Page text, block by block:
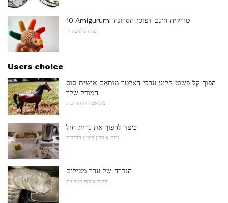
10 Amigurumi טורקיה חינם דפוסי הסרוגה
סתיו מלאכת יד
Users choice
הפוך קל פשוט קלוע ערבי האלטר מותאם אישית סוס
המודל שלך
מיניאטורות הדרכות
כיצד להפוך את נרות חול
נרות & סבון ביצוע הדרכות
הגדרה של ערך מטילים
בסיס איסוף מטבעות